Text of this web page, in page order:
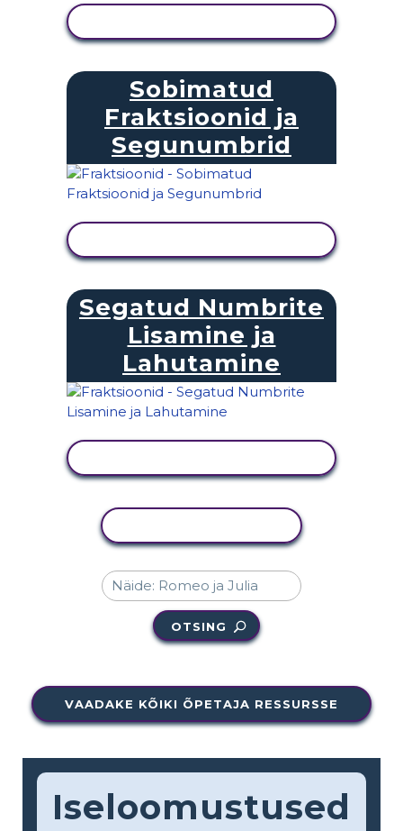
Sobimatud
Fraktsioonid ja
Segunumbrid
Segatud Numbrite
Lisamine ja
Lahutamine
OTSING
VAADAKE KÕIKI ÕPETAJA RESSURSSE
Iseloomustused